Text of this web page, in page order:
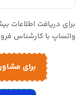
برای دریافت اطلاعات
واتساپ با کارشناس
برای